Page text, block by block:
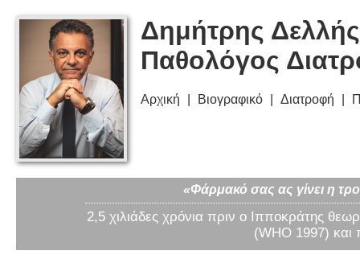
Δημήτρης
Παθολόγος
Αρχική Βιογραφικό Διατροφή
«Φάρμακό σας ας γίνει η
2,5 χιλιάδες χρόνια πριν ο Ιπποκράτης
(WHO 1997) και